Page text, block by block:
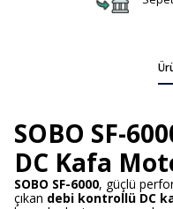
SOBO SF-
DC Kafa
SOBO SF-6000, güçlü
çıkan debi kontrollü DC